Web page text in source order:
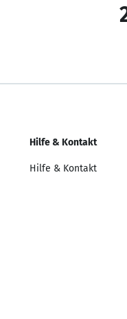
Hilfe & Kontakt
Hilfe & Kontakt